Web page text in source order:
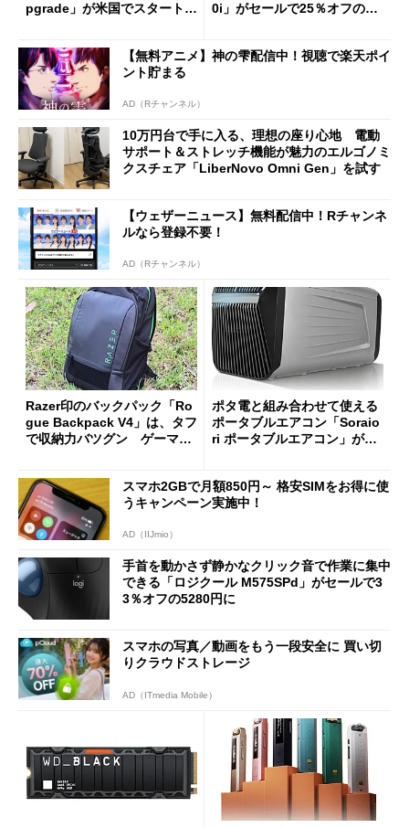
pgrade」が米国でスタート／
ut」が明...
0i」がセールで25％オフの59
【無料アニメ】神の雫配信中！視聴で楽天ポイ
ント貯まる
AD（Rチャンネル）
10万円台で手に入る、理想の座り心地 電動
サポート＆ストレッチ機能が魅力のエルゴノミ
クスチェア「LiberNovo Omni Gen」を試す
【ウェザーニュース】無料配信中！Rチャンネ
ルなら登録不要！
AD（Rチャンネル）
Razer印のバックパック「Ro
gue Backpack V4」は、タフ
で収納力バツグン ゲーマー
ポタ電と組み合わせて使える
ポータブルエアコン「Soraio
ri ポータブルエアコン」がセ
スマホ2GBで月額850円～ 格安SIMをお得に使
うキャンペーン実施中！
AD（IIJmio）
手首を動かさず静かなクリック音で作業に集中
できる「ロジクール M575SPd」がセールで3
3％オフの5280円に
スマホの写真／動画をもう一段安全に 買い切
りクラウドストレージ
AD（ITmedia Mobile）